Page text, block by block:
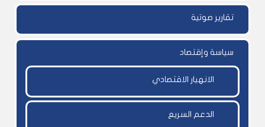
تقارير صوتية
سياسة وإقتصاد
الانهيار الاقتصادي
الدعم السريع